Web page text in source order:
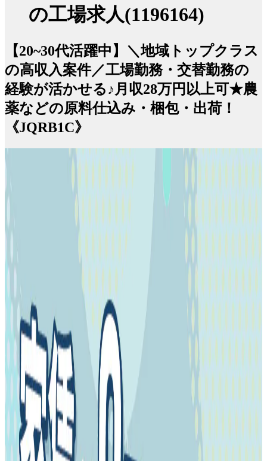
の工場求人(1196164)
【20~30代活躍中】＼地域トップクラス
の高収入案件／工場勤務・交替勤務の
経験が活かせる♪月収28万円以上可★農
薬などの原料仕込み・梱包・出荷！
《JQRB1C》